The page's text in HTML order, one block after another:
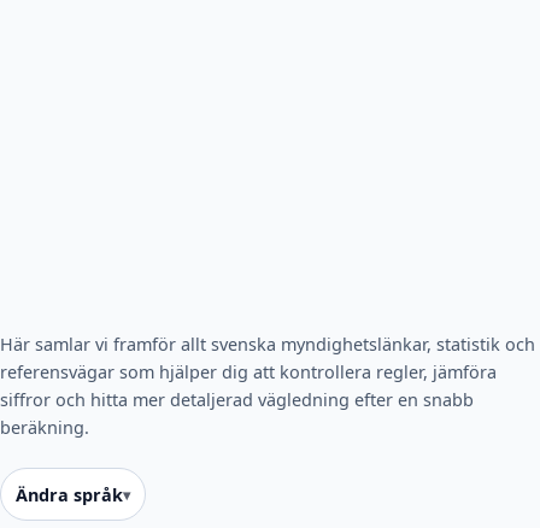
Här samlar vi framför allt svenska myndighetslänkar, statistik och
referensvägar som hjälper dig att kontrollera regler, jämföra
siffror och hitta mer detaljerad vägledning efter en snabb
beräkning.
Ändra språk